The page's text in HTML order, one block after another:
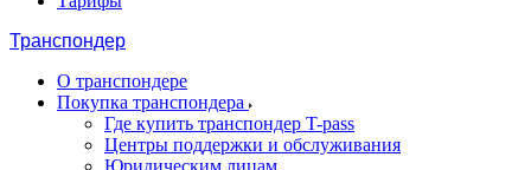
Транспондер
О транспондере
Покупка транспондера
Где купить транспондер T-pass
Центры поддержки и обслуживания
Юридическим лицам